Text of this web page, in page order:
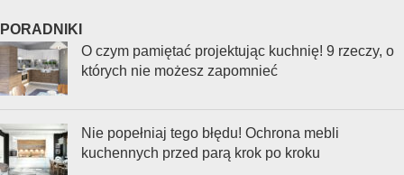
PORADNIKI
O czym pamiętać projektując kuchnię! 9 rzeczy, o
których nie możesz zapomnieć
Nie popełniaj tego błędu! Ochrona mebli
kuchennych przed parą krok po kroku